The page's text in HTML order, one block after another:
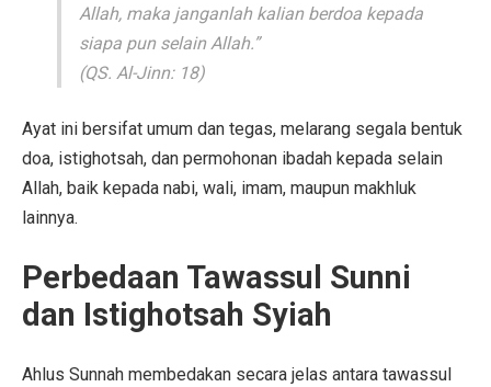
Allah, maka janganlah kalian berdoa kepada
siapa pun selain Allah.”
(QS. Al-Jinn: 18)
Ayat ini bersifat umum dan tegas, melarang segala bentuk
doa, istighotsah, dan permohonan ibadah kepada selain
Allah, baik kepada nabi, wali, imam, maupun makhluk
lainnya.
Perbedaan Tawassul Sunni
dan Istighotsah Syiah
Ahlus Sunnah membedakan secara jelas antara tawassul